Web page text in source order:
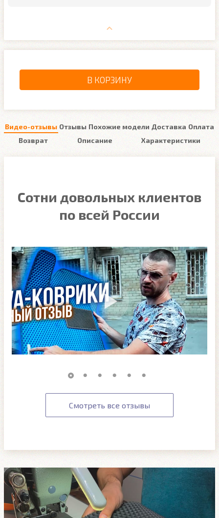
В КОРЗИНУ
Видео-отзывы Отзывы Похожие модели Доставка Оплата
Возврат
Описание Характеристики
Сотни довольных клиентов
по всей России
Смотреть все отзывы